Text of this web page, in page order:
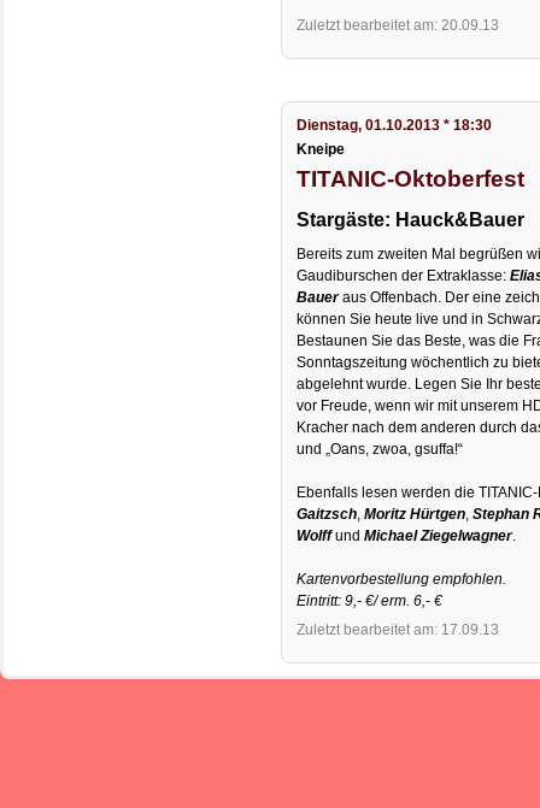
Zuletzt bearbeitet am: 20.09.13
Dienstag, 01.10.2013 * 18:30
Kneipe
TITANIC-Oktoberfest
Stargäste: Hauck&Bauer
Bereits zum zweiten Mal begrüßen
Gaudiburschen der Extraklasse:
Baueraus Offenbach. Der eine
können Sie heute live und in
Bestaunen Sie das Beste, was die
Sonntagszeitung wöchentlich zu
abgelehnt wurde. Legen Sie Ihr
vor Freude, wenn wir mit unserem
Kracher nach dem anderen durch
und „Oans, zwoa, gsuffa!“
Ebenfalls lesen werden die
Gaitzsch,Moritz Hürtgen,Stephan
WolffundMichael Ziegelwagner.
Kartenvorbestellung empfohlen.
Eintritt: 9,- €/ erm. 6,- €
Zuletzt bearbeitet am: 17.09.13